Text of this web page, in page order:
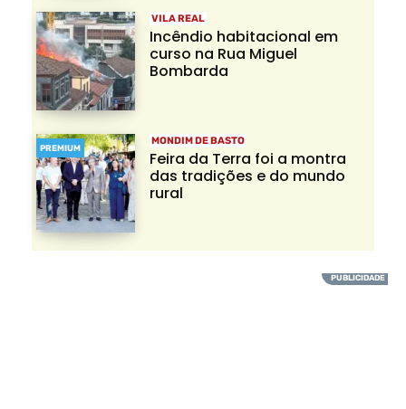
VILA REAL
Incêndio habitacional em
curso na Rua Miguel
Bombarda
PREMIUM
MONDIM DE BASTO
Feira da Terra foi a montra
das tradições e do mundo
rural